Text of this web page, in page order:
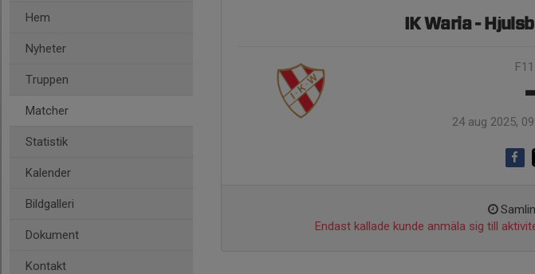
Hem
Nyheter
Truppen
Matcher
Statistik
Kalender
Bildgalleri
Dokument
Kontakt
IK Waria -
-
24 aug 2025,
Endast kallade kunde anmäla sig till